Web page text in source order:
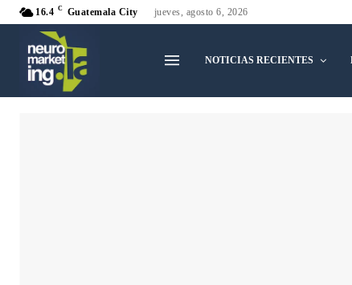
16.4 C Guatemala City jueves, agosto 6, 2026
NOTICIAS RECIENTES